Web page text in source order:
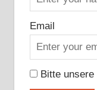
Email
Bitte unsere